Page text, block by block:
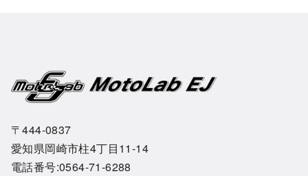
〒444-0837
愛知県岡崎市柱4丁目11-14
電話番号:0564-71-6288